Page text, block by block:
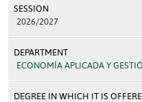
SESSION
2026/2027
DEPARTMENT
ECONOMÍA APLICADA Y
DEGREE IN WHICH IT IS